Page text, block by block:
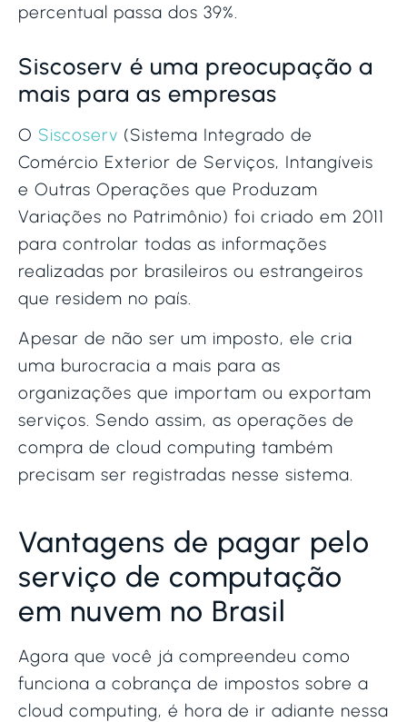
percentual passa dos 39%.
Siscoserv é uma preocupação a
mais para as empresas
O Siscoserv (Sistema Integrado de
Comércio Exterior de Serviços, Intangíveis
e Outras Operações que Produzam
Variações no Patrimônio) foi criado em 2011
para controlar todas as informações
realizadas por brasileiros ou estrangeiros
que residem no país.
Apesar de não ser um imposto, ele cria
uma burocracia a mais para as
organizações que importam ou exportam
serviços. Sendo assim, as operações de
compra de cloud computing também
precisam ser registradas nesse sistema.
Vantagens de pagar pelo
serviço de computação
em nuvem no Brasil
Agora que você já compreendeu como
funciona a cobrança de impostos sobre a
cloud computing, é hora de ir adiante nessa